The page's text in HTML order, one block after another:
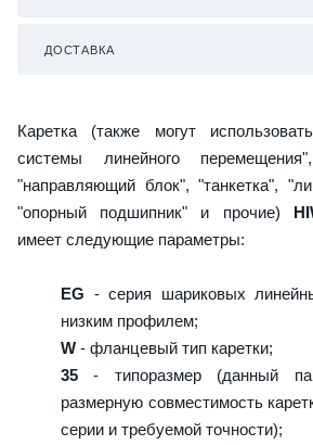
ДОСТАВКА
Каретка (также могут
системы линейного
"направляющий блок", "танкетка",
"опорный подшипник" и прочие)
имеет следующие параметры:
EG - серия шариковых
низким профилем;
W - фланцевый тип каретки;
35 - типоразмер (данный
размерную совместимость
серии и требуемой точности);